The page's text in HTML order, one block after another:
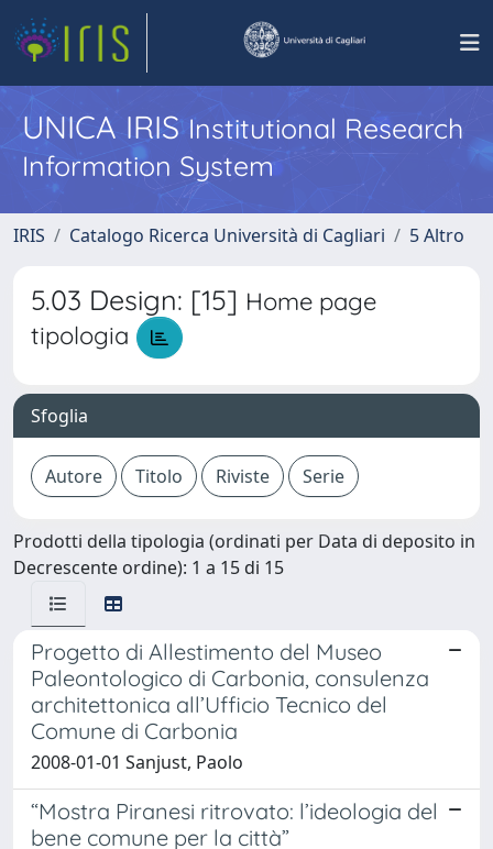
UNICA IRISInstitutional Research
Information System
IRIS Catalogo Ricerca Università di Cagliari 5 Altro
5.03 Design: [15] Home page
tipologia
Sfoglia
Prodotti della tipologia (ordinati per Data di deposito in
Decrescente ordine): 1 a 15 di 15
Progetto di Allestimento del Museo
Paleontologico di Carbonia, consulenza
architettonica all’Ufficio Tecnico del
Comune di Carbonia
2008-01-01 Sanjust, Paolo
“Mostra Piranesi ritrovato: l’ideologia del
bene comune per la città”